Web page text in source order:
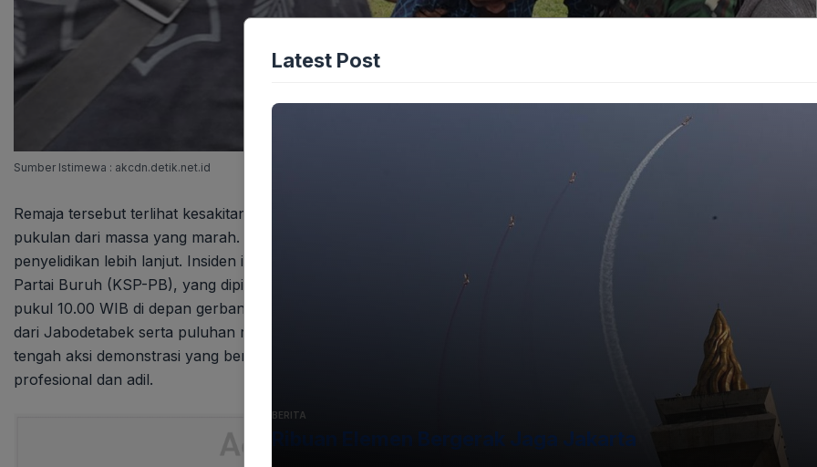
Sumber Istimewa : akcdn.detik.net.id
Remaja tersebut terlihat kesakitan dan beberapa kali memegangi wajahnya, mengindikasikan ia mendapat sejumlah
pukulan dari massa yang marah. Ia kemudian dibawa ke dalam area halaman gedung parlemen untuk proses
penyelidikan lebih lanjut. Insiden ini terjadi di tengah aksi demonstrasi ribuan buruh dari Koalisi Serikat Pekerja dan
Partai Buruh (KSP-PB), yang dipimpin oleh Presiden Partai Buruh, Said Iqbal. Aksi tersebut direncanakan dimulai
pukul 10.00 WIB di depan gerbang utama Kompleks Parlemen DPR/MPR, Jakarta, dan diikuti oleh ribuan buruh
dari Jabodetabek serta puluhan ribu buruh di berbagai daerah di Indonesia. Kejadian ini menjadi catatan kelam di
tengah aksi demonstrasi yang berlangsung. Pihak berwajib diharapkan dapat menindaklanjuti kasus ini secara
profesional dan adil.
Latest Post
BERITA
Ribuan Elemen Bergerak Jaga Jakarta